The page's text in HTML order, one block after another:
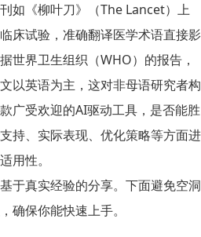
如《柳叶刀》（The Lancet）上
床试验，准确翻译医学术语直接影
世界卫生组织（WHO）的报告，
以英语为主，这对非母语研究者构
广受欢迎的AI驱动工具，是否能胜
持、实际表现、优化策略等方面进
用性。
于真实经验的分享。下面避免空洞
确保你能快速上手。